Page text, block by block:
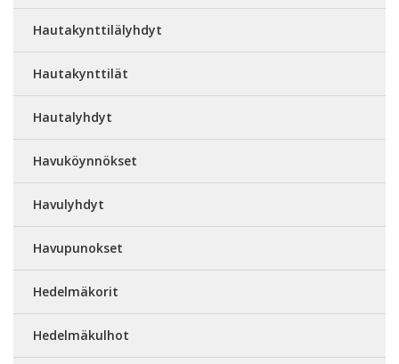
Hautakynttilälyhdyt
Hautakynttilät
Hautalyhdyt
Havuköynnökset
Havulyhdyt
Havupunokset
Hedelmäkorit
Hedelmäkulhot